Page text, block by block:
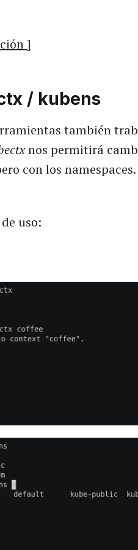
]
/ kubens
también
nos permitirá
con los namespaces.
uso: